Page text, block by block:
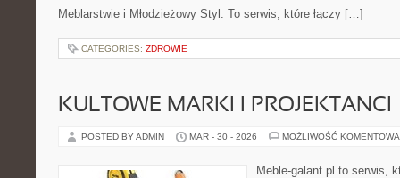
Meblarstwie i Młodzieżowy Styl. To serwis, które łączy […]
CATEGORIES: ZDROWIE
KULTOWE MARKI I PROJEKTANCI
POSTED BY ADMIN MAR - 30 - 2026 MOŻLIWOŚĆ
Meble-galant.pl to serwis,